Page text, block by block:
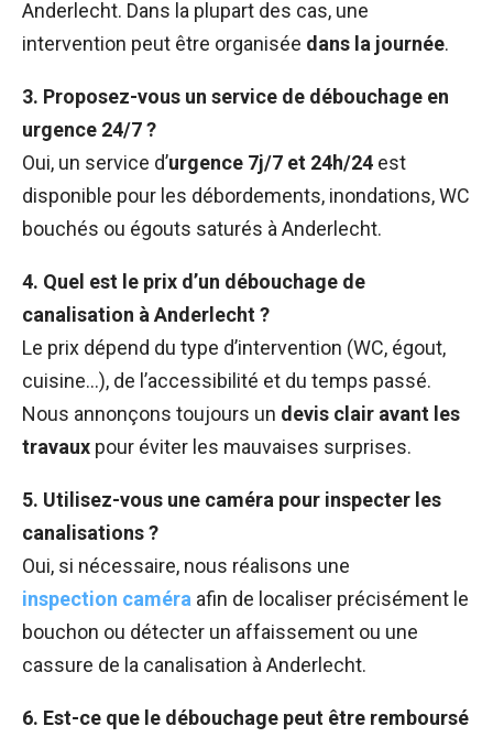
Anderlecht. Dans la plupart des cas, une
intervention peut être organisée dans la journée.
3. Proposez-vous un service de débouchage en
urgence 24/7 ?
Oui, un service d’urgence 7j/7 et 24h/24 est
disponible pour les débordements, inondations, WC
bouchés ou égouts saturés à Anderlecht.
4. Quel est le prix d’un débouchage de
canalisation à Anderlecht ?
Le prix dépend du type d’intervention (WC, égout,
cuisine…), de l’accessibilité et du temps passé.
Nous annonçons toujours un devis clair avant les
travaux pour éviter les mauvaises surprises.
5. Utilisez-vous une caméra pour inspecter les
canalisations ?
Oui, si nécessaire, nous réalisons une
inspection caméra afin de localiser précisément le
bouchon ou détecter un affaissement ou une
cassure de la canalisation à Anderlecht.
6. Est-ce que le débouchage peut être remboursé